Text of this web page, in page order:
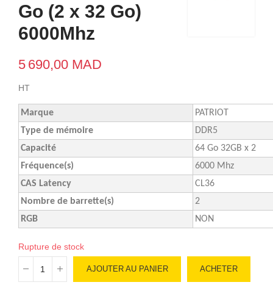
Go (2 x 32 Go)
6000Mhz
5 690,00 MAD
HT
Marque
PATRIOT
Type de mémoire
DDR5
Capacité
64 Go 32GB x 2
Fréquence(s)
6000 Mhz
CAS Latency
CL36
Nombre de barrette(s)
2
RGB
NON
Rupture de stock
AJOUTER AU PANIER ACHETER